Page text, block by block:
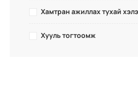
Хамтран ажиллах тухай
Хууль тогтоомж